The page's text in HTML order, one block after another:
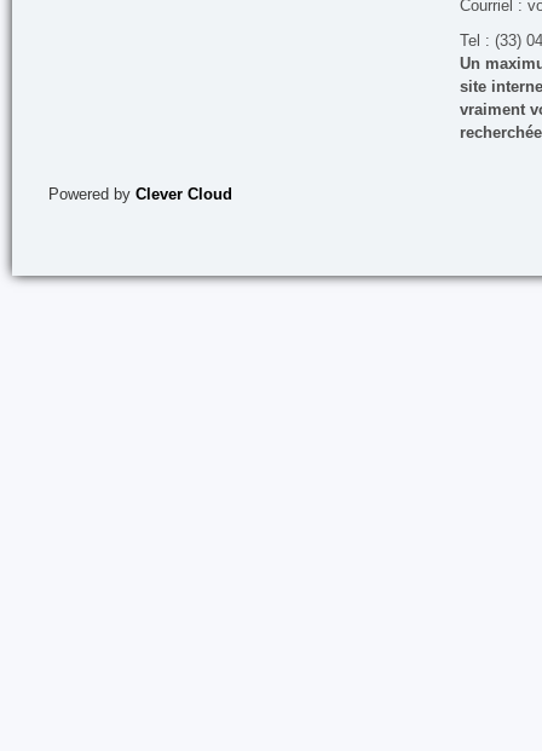
Courriel :
Tel : (33)
Un
site
vraiment
Powered by Clever Cloud